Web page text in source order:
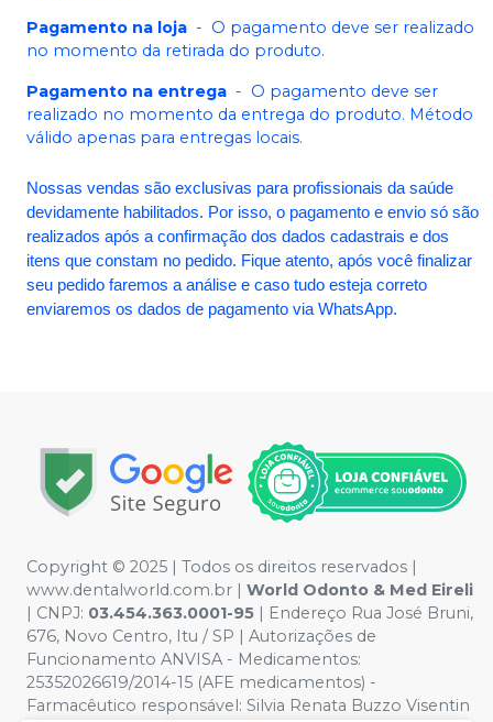
Pagamento na loja - O pagamento deve ser realizado
no momento da retirada do produto.
Pagamento na entrega - O pagamento deve ser
realizado no momento da entrega do produto. Método
válido apenas para entregas locais.
Nossas vendas são exclusivas para profissionais da saúde
devidamente habilitados. Por isso, o pagamento e envio só são
realizados após a confirmação dos dados cadastrais e dos
itens que constam no pedido. Fique atento, após você finalizar
seu pedido faremos a análise e caso tudo esteja correto
enviaremos os dados de pagamento via WhatsApp.
Copyright © 2025 | Todos os direitos reservados |
www.dentalworld.com.br | World Odonto & Med Eireli
| CNPJ: 03.454.363.0001-95 | Endereço Rua José Bruni,
676, Novo Centro, Itu / SP | Autorizações de
Funcionamento ANVISA - Medicamentos:
25352026619/2014-15 (AFE medicamentos) -
Farmacêutico responsável: Silvia Renata Buzzo Visentin